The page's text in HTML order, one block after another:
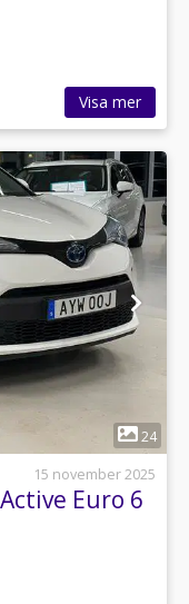
Visa mer
24
15 november 2025
Euro 6